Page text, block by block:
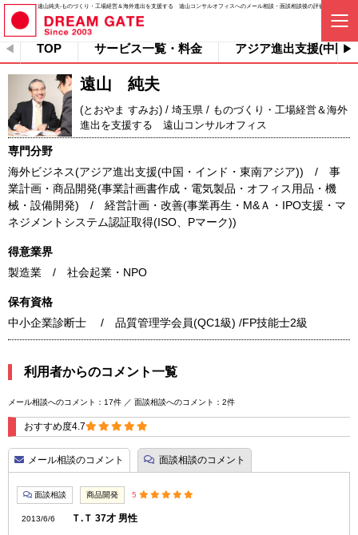
遠山純夫-ものづくり・工場経営＆海外進出を支援する 遠山コンサルオフィスへのメール相談・面談相談後の評価・コメント
TOP サービス一覧・料金 アジア進出支援(中国
遠山 純夫
(とおやま すみお) / 埼玉県 / ものづくり・工場経営＆海外
進出を支援する 遠山コンサルオフィス
専門分野
海外ビジネス(アジア進出支援(中国・インド・東南アジア)) / 事
業計画・商品開発(事業計画書作成・電気製品・オフィス用品・機
械・設備開発) / 経営計画・改善(事業再生・M&Ａ・IPO支援・マ
ネジメントシステム認証取得(ISO、Pマーク))
得意業界
製造業 / 社会起業・NPO
保有資格
中小企業診断士 / 品質管理学会員(QC1級) /FP技能士2級
利用者からのコメント一覧
メール相談へのコメント：17件 ／ 面談相談へのコメント：2件
おすすめ度4.7
メール相談のコメント 面談相談のコメント
面談相談 商品開発 5
2013/6/6 Ｔ.Ｔ 37才 男性